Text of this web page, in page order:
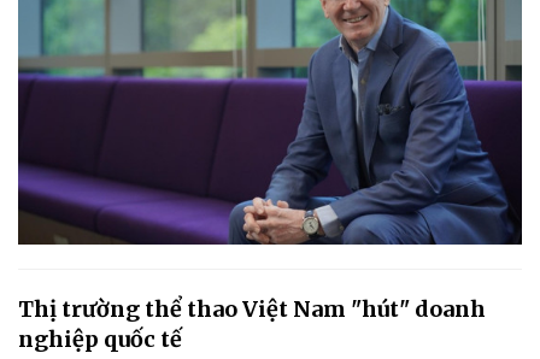
Thị trường thể thao Việt Nam "hút" doanh
nghiệp quốc tế